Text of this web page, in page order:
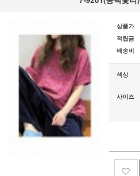
상품가
적립금
배송비
색상
사이즈